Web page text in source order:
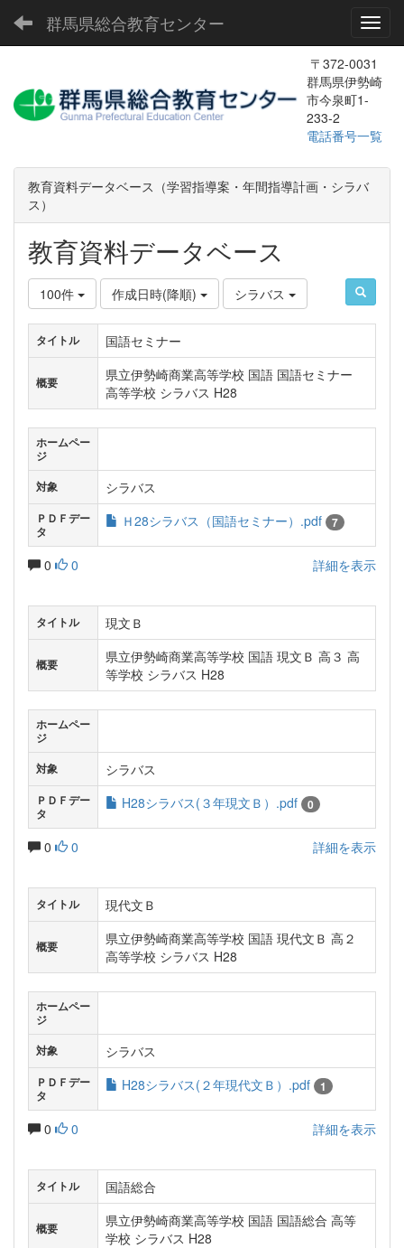
群馬県総合教育センター
〒372-0031
群馬県伊勢崎
市今泉町1-
233-2
電話番号一覧
教育資料データベース（学習指導案・年間指導計画・シラバ
ス）
教育資料データベース
100件 作成日時(降順) シラバス
タイトル 国語セミナー
概要
県立伊勢崎商業高等学校 国語 国語セミナー
高等学校 シラバス H28
ホームペー
ジ
対象
シラバス
ＰＤＦデー
タ
Ｈ28シラバス（国語セミナー）.pdf 7
0 0 詳細を表示
タイトル 現文Ｂ
概要
県立伊勢崎商業高等学校 国語 現文Ｂ 高３ 高
等学校 シラバス H28
ホームペー
ジ
対象
シラバス
ＰＤＦデー
タ
H28シラバス(３年現文Ｂ）.pdf 0
0 0 詳細を表示
タイトル 現代文Ｂ
概要
県立伊勢崎商業高等学校 国語 現代文Ｂ 高２
高等学校 シラバス H28
ホームペー
ジ
対象
シラバス
ＰＤＦデー
タ
H28シラバス(２年現代文Ｂ）.pdf 1
0 0 詳細を表示
タイトル 国語総合
概要
県立伊勢崎商業高等学校 国語 国語総合 高等
学校 シラバス H28